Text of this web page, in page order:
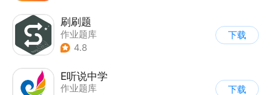
刷刷题
作业题库
4.8
下载
E听说中学
作业题库
下载